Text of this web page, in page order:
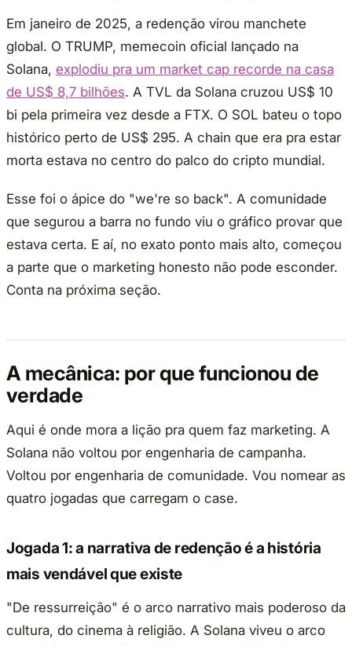
Em janeiro de 2025, a redenção virou manchete
global. O TRUMP, memecoin oficial lançado na
Solana, explodiu pra um market cap recorde na casa
de US$ 8,7 bilhões. A TVL da Solana cruzou US$ 10
bi pela primeira vez desde a FTX. O SOL bateu o topo
histórico perto de US$ 295. A chain que era pra estar
morta estava no centro do palco do cripto mundial.
Esse foi o ápice do "we're so back". A comunidade
que segurou a barra no fundo viu o gráfico provar que
estava certa. E aí, no exato ponto mais alto, começou
a parte que o marketing honesto não pode esconder.
Conta na próxima seção.
A mecânica: por que funcionou de
verdade
Aqui é onde mora a lição pra quem faz marketing. A
Solana não voltou por engenharia de campanha.
Voltou por engenharia de comunidade. Vou nomear as
quatro jogadas que carregam o case.
Jogada 1: a narrativa de redenção é a história
mais vendável que existe
"De ressurreição" é o arco narrativo mais poderoso da
cultura, do cinema à religião. A Solana viveu o arco